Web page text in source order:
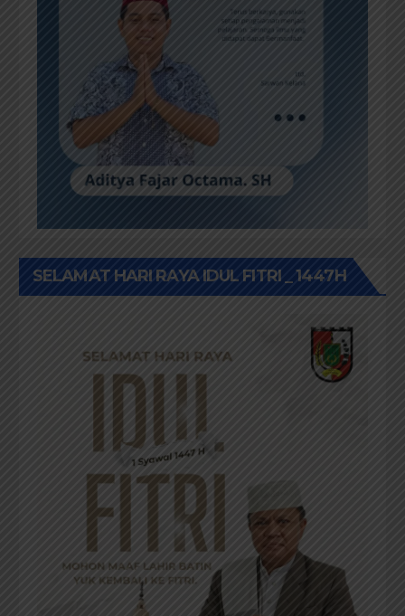
SELAMAT HARI RAYA IDUL FITRI _ 1447H